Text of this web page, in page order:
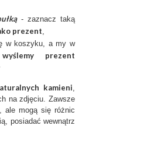
- zaznacz taką
prezent,
w koszyku, a my w
prezent
kamieni,
na zdjęciu. Zawsze
ale mogą się różnic
posiadać wewnątrz